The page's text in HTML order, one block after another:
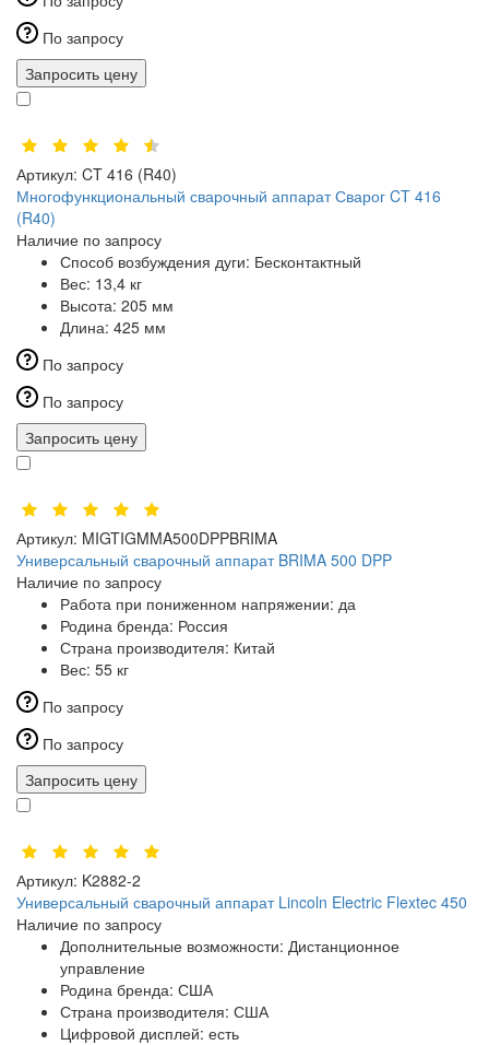
По запросу
Запросить цену
Артикул: CT 416 (R40)
Многофункциональный сварочный аппарат Сварог CT 416
(R40)
Наличие по запросу
Способ возбуждения дуги: Бесконтактный
Вес: 13,4 кг
Высота: 205 мм
Длина: 425 мм
По запросу
По запросу
Запросить цену
Артикул: MIGTIGMMA500DPPBRIMA
Универсальный сварочный аппарат BRIMA 500 DPP
Наличие по запросу
Работа при пониженном напряжении: да
Родина бренда: Россия
Страна производителя: Китай
Вес: 55 кг
По запросу
По запросу
Запросить цену
Артикул: K2882-2
Универсальный сварочный аппарат Lincoln Electric Flextec 450
Наличие по запросу
Дополнительные возможности: Дистанционное
управление
Родина бренда: США
Страна производителя: США
Цифровой дисплей: есть